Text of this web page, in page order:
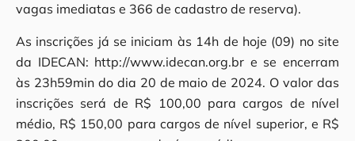
vagas imediatas e 366 de cadastro de reserva).
As inscrições já se iniciam às 14h de hoje (09) no site
da IDECAN: http://www.idecan.org.br e se encerram
às 23h59min do dia 20 de maio de 2024. O valor das
inscrições será de R$ 100,00 para cargos de nível
médio, R$ 150,00 para cargos de nível superior, e R$